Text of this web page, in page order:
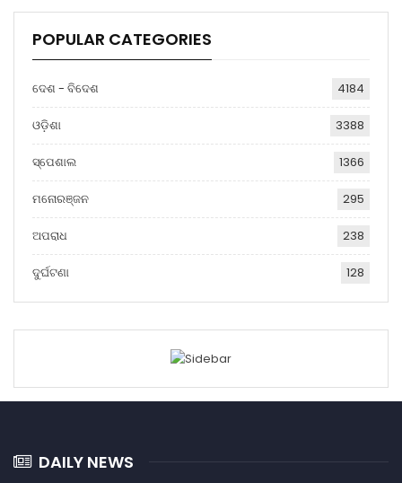
POPULAR CATEGORIES
ଦେଶ - ବିଦେଶ 4184
ଓଡ଼ିଶା 3388
ସ୍ପେଶାଲ 1366
ମନୋରଞ୍ଜନ 295
ଅପରାଧ 238
ଦୁର୍ଘଟଣା 128
DAILY NEWS